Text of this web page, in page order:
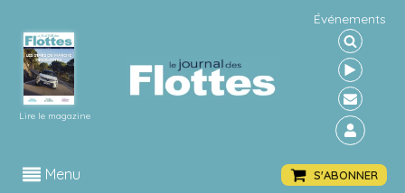
Lire le magazine
Événements
Menu S'ABONNER